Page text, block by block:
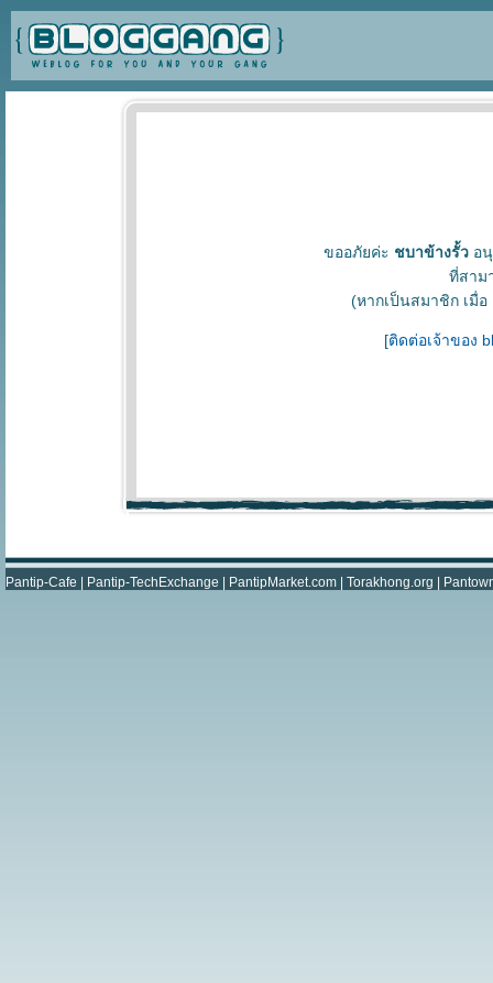
ขออภัยค่ะ ชบาข้างรั้ว อ
ที่สาม
(หากเป็นสมาชิก เมื่
[ติดต่อเจ้าของ
Pantip-Cafe Pantip-TechExchange PantipMarket.com Torakhong.org